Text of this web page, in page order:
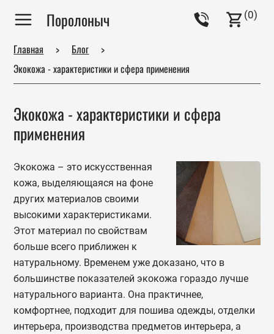
Поролоныч (0)
Главная
Блог
Экокожа - характеристики и сфера применения
Экокожа - характеристики и сфера
применения
Экокожа – это искусственная
кожа, выделяющаяся на фоне
других материалов своими
высокими характеристиками.
Этот материал по свойствам
больше всего приближен к
натуральному. Временем уже доказано, что в
большинстве показателей экокожа гораздо лучше
натурального варианта. Она практичнее,
комфортнее, подходит для пошива одежды, отделки
интерьера, производства предметов интерьера, а